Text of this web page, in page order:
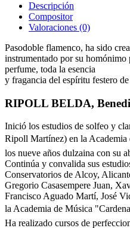
Descripción
Compositor
Valoraciones (0)
Pasodoble flamenco, ha sido
instrumentado por su homónimo
perfume, toda la esencia
y fragancia del espíritu festero
RIPOLL BELDA,
Inició los estudios de solfeo y
Ripoll Martínez) en la
los nueve años dulzaina con su
Continúa y convalida sus
Conservatorios de Alcoy,
Gregorio Casasempere Juan,
Francisco Aguado Martí, José
la Academia de Música
Ha realizado cursos de